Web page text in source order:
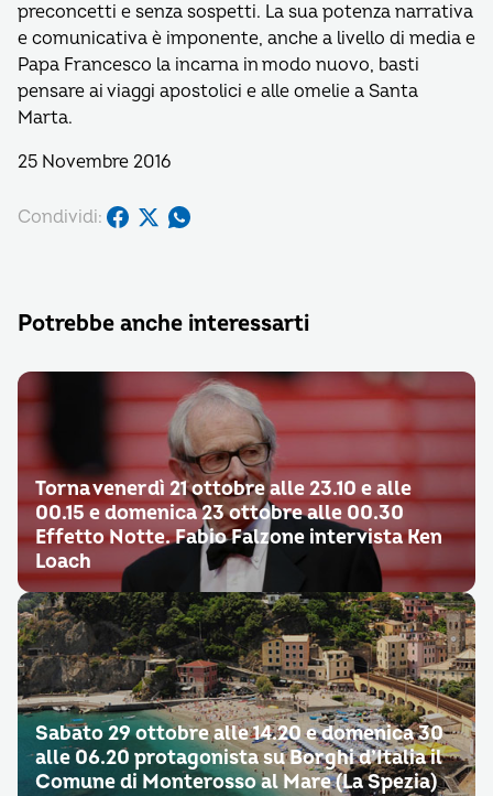
preconcetti e senza sospetti. La sua potenza narrativa
e comunicativa è imponente, anche a livello di media e
Papa Francesco la incarna in modo nuovo, basti
pensare ai viaggi apostolici e alle omelie a Santa
Marta.
25 Novembre 2016
Condividi:
Potrebbe anche interessarti
Torna venerdì 21 ottobre alle 23.10 e alle
00.15 e domenica 23 ottobre alle 00.30
Effetto Notte. Fabio Falzone intervista Ken
Loach
Sabato 29 ottobre alle 14.20 e domenica 30
alle 06.20 protagonista su Borghi d’Italia il
Comune di Monterosso al Mare (La Spezia)